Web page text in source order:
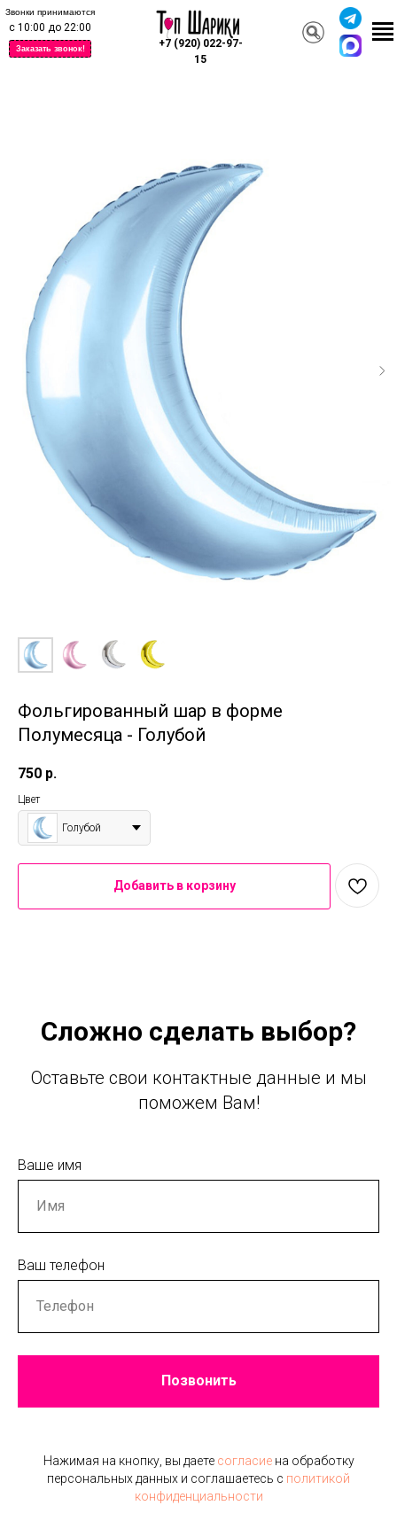
+7 (920) 022-97-
15
Заказать звонок!
Звонки принимаются
с 10:00 до 22:00
Фольгированный шар в форме
Полумесяца - Голубой
750 р.
Цвет
Голубой
Добавить в корзину
Сложно сделать выбор?
Оставьте свои контактные данные и мы
поможем Вам!
Ваше имя
Ваш телефон
Позвонить
Нажимая на кнопку, вы даете согласиена обработку
персональных данных и соглашаетесь c политикой
конфиденциальности